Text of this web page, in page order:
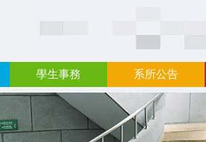
學生事務 系所公告